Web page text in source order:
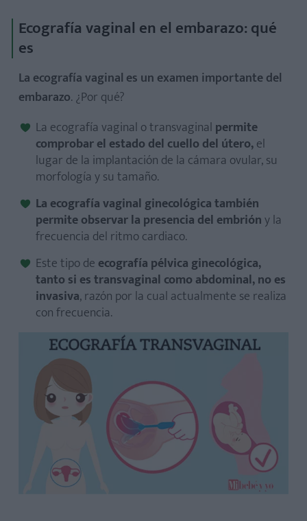
Ecografía vaginal en el embarazo: qué
es
La ecografía vaginal es un examen importante del
embarazo. ¿Por qué?
La ecografía vaginal o transvaginal permite
comprobar el estado del cuello del útero,el
lugar de la implantación de la cámara ovular, su
morfología y su tamaño.
La ecografía vaginal ginecológica también
permite observar la presencia del embrióny la
frecuencia del ritmo cardiaco.
Este tipo de ecografía pélvica ginecológica,
tanto si es transvaginal como abdominal, no es
invasiva, razón por la cual actualmente se realiza
con frecuencia.